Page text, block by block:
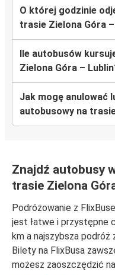
O której godzinie
trasie Zielona Góra
Ile autobusów
Zielona Góra –
Jak mogę anulować
autobusowy na
Znajdź autobusy
trasie Zielona
Podróżowanie z
jest łatwe i przystępne
km a najszybsza podróż
Bilety na FlixBusa
możesz zaoszczędzić